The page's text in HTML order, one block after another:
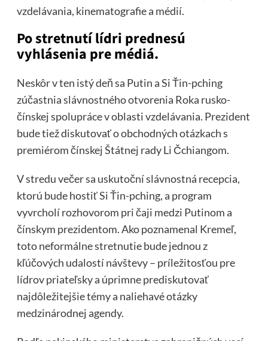
vzdelávania, kinematografie a médií.
Po stretnutí lídri prednesú
vyhlásenia pre médiá.
Neskôr v ten istý deň sa Putin a Si Ťin-pching
zúčastnia slávnostného otvorenia Roka rusko-
čínskej spolupráce v oblasti vzdelávania. Prezident
bude tiež diskutovať o obchodných otázkach s
premiérom čínskej Štátnej rady Li Čchiangom.
V stredu večer sa uskutoční slávnostná recepcia,
ktorú bude hostiť Si Ťin-pching, a program
vyvrcholí rozhovorom pri čaji medzi Putinom a
čínskym prezidentom. Ako poznamenal Kremeľ,
toto neformálne stretnutie bude jednou z
kľúčových udalostí návštevy – príležitosťou pre
lídrov priateľsky a úprimne prediskutovať
najdôležitejšie témy a naliehavé otázky
medzinárodnej agendy.